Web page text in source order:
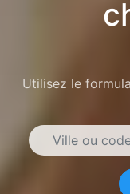
Utilisez le